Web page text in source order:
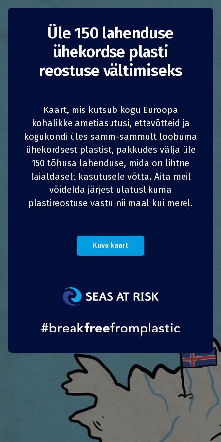
Harku
korduskasutustopsi
süsteem
Ametiasutused
Veidi üle 15 000 elanikuga Harku vald on
et kliendid toovad topsid alati tagasi.
1 z JAGA
4 JAGA JAGA
Üle 150 lahenduse
ühekordse plasti
reostuse vältimiseks
Kaart, mis kutsub kogu Euroopa
kohalikke ametiasutusi, ettevõtteid ja
kogukondi üles samm-sammult loobuma
ühekordsest plastist, pakkudes välja üle
150 tõhusa lahenduse, mida on lihtne
laialdaselt kasutusele võtta. Aita meil
võidelda järjest ulatuslikuma
plastireostuse vastu nii maal kui merel.
Kuva kaart
1 z JAGA
4 JAGA JAGA